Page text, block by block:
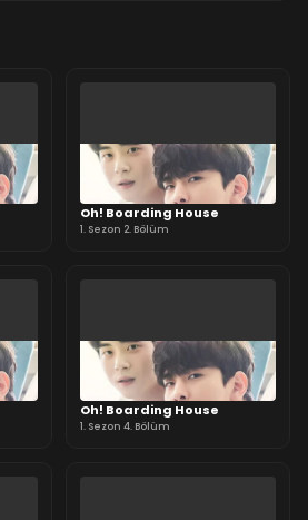
Oh! Boarding House
1. Sezon 2. Bölüm
Oh! Boarding House
1. Sezon 4. Bölüm